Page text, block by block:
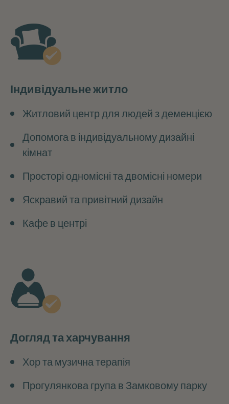
Індивідуальне житло
Житловий центр для людей з деменцією
Допомога в індивідуальному дизайні
кімнат
Просторі одномісні та двомісні номери
Яскравий та привітний дизайн
Кафе в центрі
Догляд та харчування
Хор та музична терапія
Прогулянкова група в Замковому парку